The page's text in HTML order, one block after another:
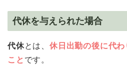
代休を与えられた場合
代休とは、休日出勤の後に代
こと です。